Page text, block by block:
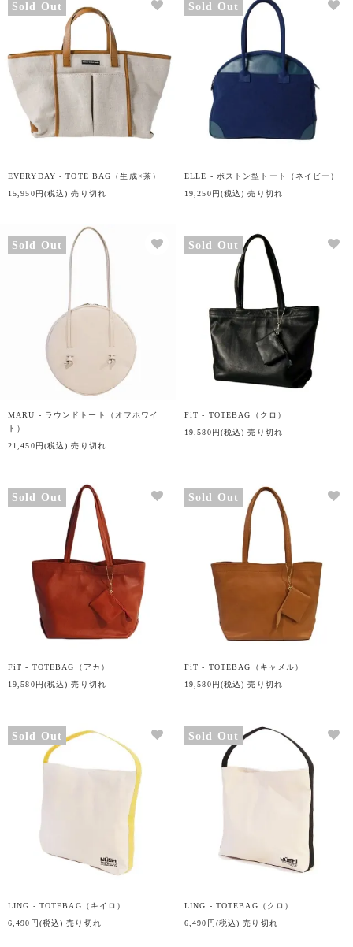
Sold Out
EVERYDAY - TOTE BAG（生成×茶）
15,950円(税込)売り切れ
Sold Out
ELLE - ボストン型トート（ネイビー）
19,250円(税込)売り切れ
Sold Out
MARU - ラウンドトート（オフホワイ
ト）
21,450円(税込)売り切れ
Sold Out
FiT - TOTEBAG（クロ）
19,580円(税込)売り切れ
Sold Out
FiT - TOTEBAG（アカ）
19,580円(税込)売り切れ
Sold Out
FiT - TOTEBAG（キャメル）
19,580円(税込)売り切れ
Sold Out
LING - TOTEBAG（キイロ）
6,490円(税込)売り切れ
Sold Out
LING - TOTEBAG（クロ）
6,490円(税込)売り切れ